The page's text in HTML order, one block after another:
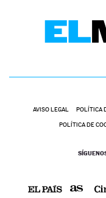
AVISO LEGAL POLÍTICA
POLÍTICA DE